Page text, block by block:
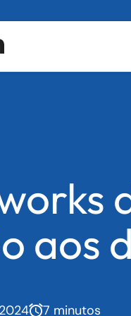
aos
7 minutos